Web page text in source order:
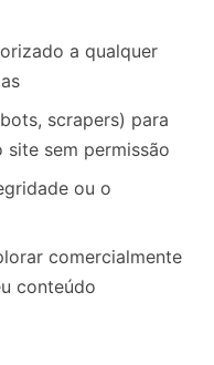
a qualquer
scrapers) para
sem permissão
ou o
comercialmente
conteúdo